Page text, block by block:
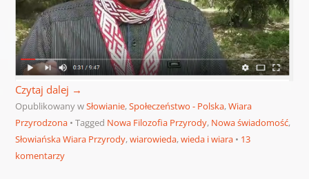
Czytaj dalej →
Opublikowany wSłowianie,Społeczeństwo - Polska,Wiara
Przyrodzona
Tagged Nowa Filozofia Przyrody, Nowa świadomość,
Słowiańska Wiara Przyrody,wiarowieda,wieda i wiara
13
komentarzy